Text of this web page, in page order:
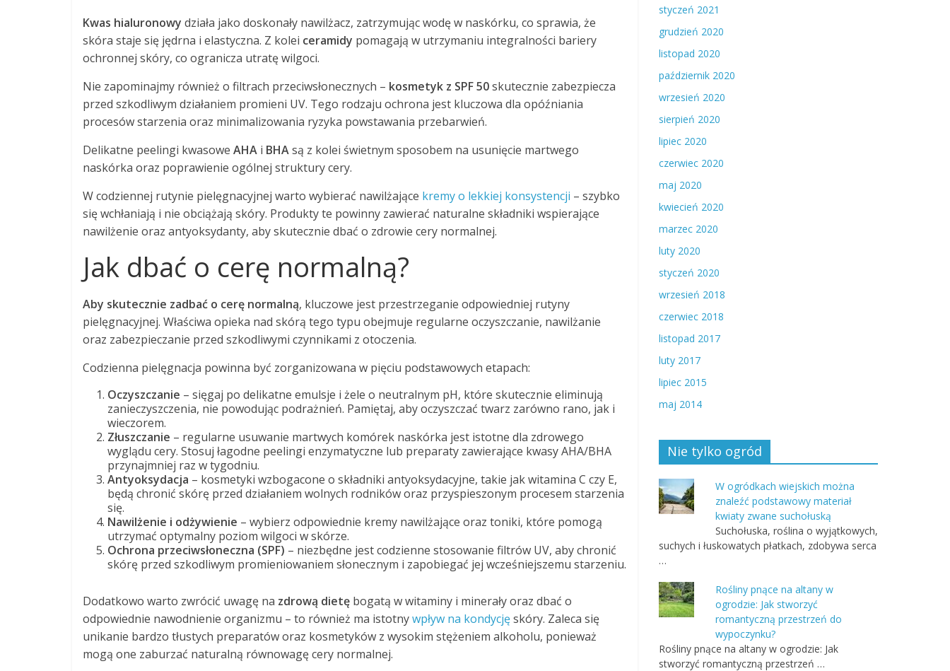
Kwas hialuronowy działa jako doskonały nawilżacz, zatrzymując wodę w naskórku, co sprawia, że
skóra staje się jędrna i elastyczna. Z kolei ceramidy pomagają w utrzymaniu integralności bariery
ochronnej skóry, co ogranicza utratę wilgoci.
Nie zapominajmy również o filtrach przeciwsłonecznych – kosmetyk z SPF 50skutecznie zabezpiecza
przed szkodliwym działaniem promieni UV. Tego rodzaju ochrona jest kluczowa dla opóźniania
procesów starzenia oraz minimalizowania ryzyka powstawania przebarwień.
Delikatne peelingi kwasowe AHA i BHAsą z kolei świetnym sposobem na usunięcie martwego
naskórka oraz poprawienie ogólnej struktury cery.
W codziennej rutynie pielęgnacyjnej warto wybierać nawilżające kremy o lekkiej konsystencji – szybko
się wchłaniają i nie obciążają skóry. Produkty te powinny zawierać naturalne składniki wspierające
nawilżenie oraz antyoksydanty, aby skutecznie dbać o zdrowie cery normalnej.
Jak dbać o cerę normalną?
Aby skutecznie zadbać o cerę normalną, kluczowe jest przestrzeganie odpowiedniej rutyny
pielęgnacyjnej. Właściwa opieka nad skórą tego typu obejmuje regularne oczyszczanie, nawilżanie
oraz zabezpieczanie przed szkodliwymi czynnikami z otoczenia.
Codzienna pielęgnacja powinna być zorganizowana w pięciu podstawowych etapach:
Oczyszczanie – sięgaj po delikatne emulsje i żele o neutralnym pH, które skutecznie eliminują
zanieczyszczenia, nie powodując podrażnień. Pamiętaj, aby oczyszczać twarz zarówno rano, jak i
wieczorem.
Złuszczanie – regularne usuwanie martwych komórek naskórka jest istotne dla zdrowego
wyglądu cery. Stosuj łagodne peelingi enzymatyczne lub preparaty zawierające kwasy AHA/BHA
przynajmniej raz w tygodniu.
Antyoksydacja – kosmetyki wzbogacone o składniki antyoksydacyjne, takie jak witamina C czy E,
będą chronić skórę przed działaniem wolnych rodników oraz przyspieszonym procesem starzenia
się.
Nawilżenie i odżywienie – wybierz odpowiednie kremy nawilżające oraz toniki, które pomogą
utrzymać optymalny poziom wilgoci w skórze.
Ochrona przeciwsłoneczna (SPF) – niezbędne jest codzienne stosowanie filtrów UV, aby chronić
skórę przed szkodliwym promieniowaniem słonecznym i zapobiegać jej wcześniejszemu starzeniu.
Dodatkowo warto zwrócić uwagę na zdrową dietę bogatą w witaminy i minerały oraz dbać o
odpowiednie nawodnienie organizmu – to również ma istotnywpływ na kondycjęskóry. Zaleca się
unikanie bardzo tłustych preparatów oraz kosmetyków z wysokim stężeniem alkoholu, ponieważ
mogą one zaburzać naturalną równowagę cery normalnej.
styczeń 2021
grudzień 2020
listopad 2020
październik 2020
wrzesień 2020
sierpień 2020
lipiec 2020
czerwiec 2020
maj 2020
kwiecień 2020
marzec 2020
luty 2020
styczeń 2020
wrzesień 2018
czerwiec 2018
listopad 2017
luty 2017
lipiec 2015
maj 2014
Nie tylko ogród
W ogródkach wiejskich można
znaleźć podstawowy materiał
kwiaty zwane suchołuską
Suchołuska, roślina o wyjątkowych,
suchych i łuskowatych płatkach, zdobywa serca
…
Rośliny pnące na altany w
ogrodzie: Jak stworzyć
romantyczną przestrzeń do
wypoczynku?
Rośliny pnące na altany w ogrodzie: Jak
stworzyć romantyczną przestrzeń …